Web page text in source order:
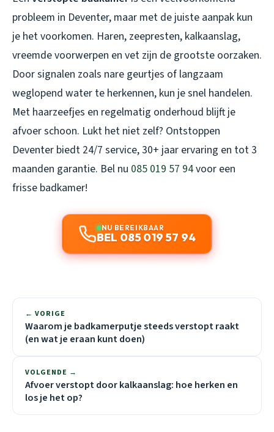
probleem in Deventer, maar met de juiste aanpak kun
je het voorkomen. Haren, zeepresten, kalkaanslag,
vreemde voorwerpen en vet zijn de grootste oorzaken.
Door signalen zoals nare geurtjes of langzaam
weglopend water te herkennen, kun je snel handelen.
Met haarzeefjes en regelmatig onderhoud blijft je
afvoer schoon. Lukt het niet zelf? Ontstoppen
Deventer biedt 24/7 service, 30+ jaar ervaring en tot 3
maanden garantie. Bel nu 085 019 57 94voor een
frisse badkamer!
NU BEREIKBAAR
BEL 085 019 57 94
← VORIGE
Waarom je badkamerputje steeds verstopt raakt
(en wat je eraan kunt doen)
VOLGENDE →
Afvoer verstopt door kalkaanslag: hoe herken en
los je het op?